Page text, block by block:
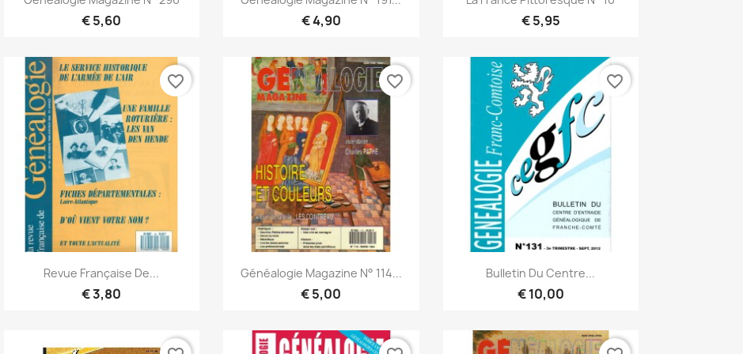
€ 5,60 € 4,90 € 5,95
Snel bekijken
Revue Française De...
€ 3,80
favorite_border
Snel bekijken
Généalogie Magazine N° 114...
€ 5,00
favorite_border
Snel bekijken
Bulletin Du Centre...
€ 10,00
favorite_border